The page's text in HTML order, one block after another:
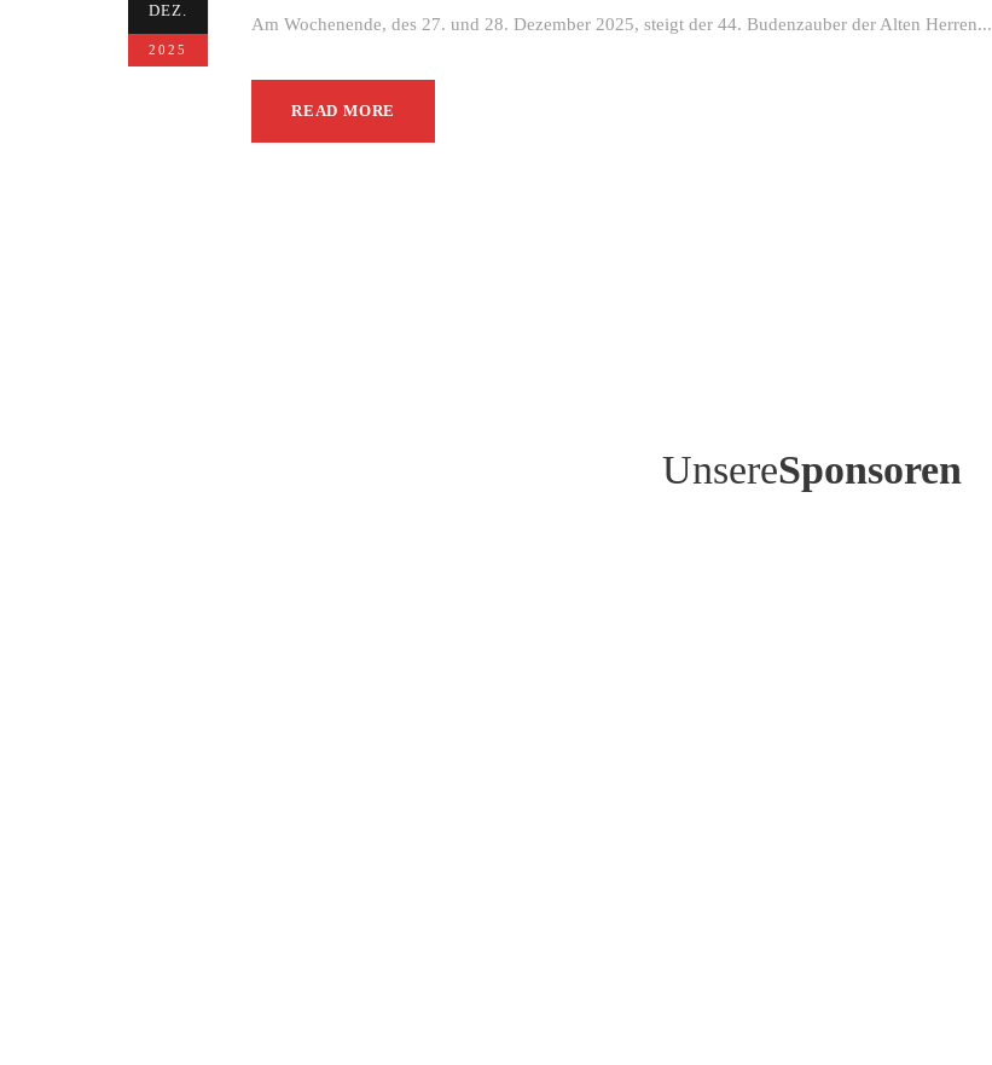
DEZ.
2025
Am Wochenende, des 27. und 28. Dezember 2025, steigt der 44. Budenzauber der Alten Herren...
READ MORE
UnsereSponsoren